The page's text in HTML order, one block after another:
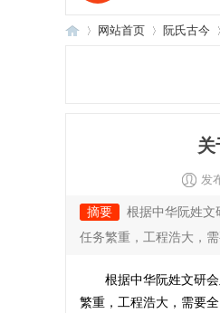
网站首页 阮氏古今
关
发
摘要
根据中华阮姓文
任务繁重，工程浩大，
根据中华阮姓文研会
繁重，工程浩大，需要